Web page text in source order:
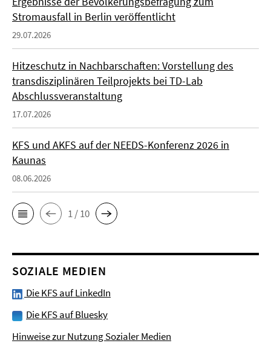
Stromausfall in Berlin veröffentlicht
29.07.2026
Hitzeschutz in Nachbarschaften: Vorstellung des
transdisziplinären Teilprojekts bei TD-Lab
Abschlussveranstaltung
17.07.2026
KFS und AKFS auf der NEEDS-Konferenz 2026 in
Kaunas
08.06.2026
1 / 10
SOZIALE MEDIEN
Die KFS auf LinkedIn
Die KFS auf Bluesky
Hinweise zur Nutzung Sozialer Medien